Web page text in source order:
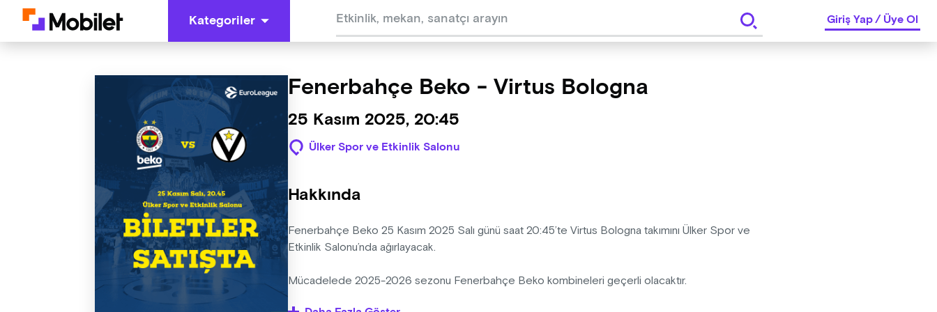
Kategoriler Giriş Yap/Üye Ol
Fenerbahçe Beko - Virtus Bologna
25 Kasım 2025, 20:45
Ülker Spor ve Etkinlik Salonu
Hakkında
Fenerbahçe Beko 25 Kasım 2025 Salı günü saat 20:45’te Virtus Bologna takımını Ülker Spor ve
Etkinlik Salonu’nda ağırlayacak.
Mücadelede 2025-2026 sezonu Fenerbahçe Beko kombineleri geçerli olacaktır.